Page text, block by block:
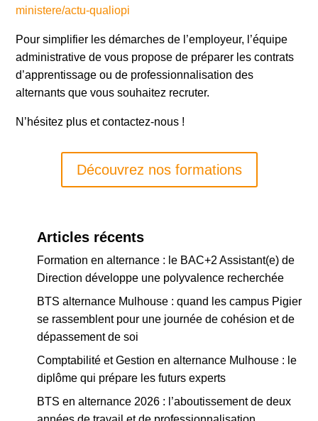
ministere/actu-qualiopi
Pour simplifier les démarches de l’employeur, l’équipe
administrative de vous propose de préparer les contrats
d’apprentissage ou de professionnalisation des
alternants que vous souhaitez recruter.
N’hésitez plus et contactez-nous !
Découvrez nos formations
Articles récents
Formation en alternance : le BAC+2 Assistant(e) de
Direction développe une polyvalence recherchée
BTS alternance Mulhouse : quand les campus Pigier
se rassemblent pour une journée de cohésion et de
dépassement de soi
Comptabilité et Gestion en alternance Mulhouse : le
diplôme qui prépare les futurs experts
BTS en alternance 2026 : l’aboutissement de deux